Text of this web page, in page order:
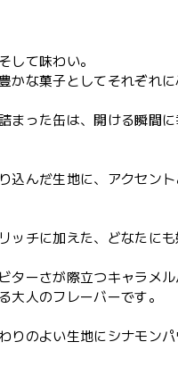
して味わい。
かな菓子としてそれぞれ
まった缶は、開ける瞬間
込んだ生地に、アクセン
ッチに加えた、どなたにも
ターさが際立つキャラメ
大人のフレーバーです。
りのよい生地にシナモン